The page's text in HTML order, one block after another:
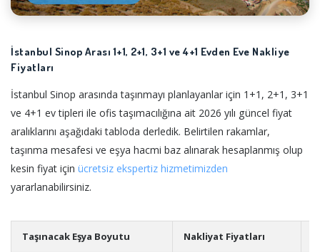
İstanbul Sinop Arası 1+1, 2+1, 3+1 ve 4+1 Evden Eve Nakliye
Fiyatları
İstanbul Sinop arasında taşınmayı planlayanlar için 1+1, 2+1, 3+1
ve 4+1 ev tipleri ile ofis taşımacılığına ait 2026 yılı güncel fiyat
aralıklarını aşağıdaki tabloda derledik. Belirtilen rakamlar,
taşınma mesafesi ve eşya hacmi baz alınarak hesaplanmış olup
kesin fiyat için ücretsiz ekspertiz hizmetimizden
yararlanabilirsiniz.
Taşınacak Eşya Boyutu Nakliyat Fiyatları